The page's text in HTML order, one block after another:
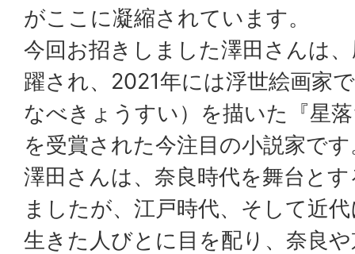
がここに凝縮されています。
今回お招きしました澤田さんは
躍され、2021年には浮世絵画家
なべきょうすい）を描いた『星
を受賞された今注目の小説家で
澤田さんは、奈良時代を舞台と
ましたが、江戸時代、そして近
生きた人びとに目を配り、奈良